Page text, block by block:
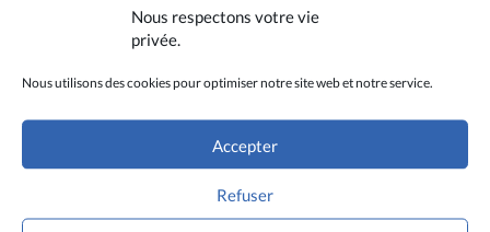
Nous respectons votre vie
privée.
Nous utilisons des cookies pour optimiser notre site web et notre service.
Accepter
Refuser